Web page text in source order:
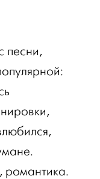
песни,
романтика.